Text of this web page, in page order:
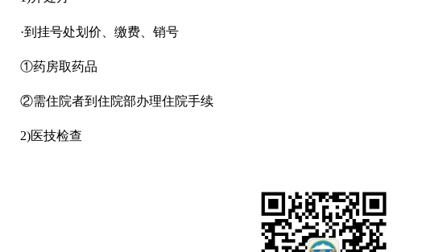
1
·到挂号处划价、缴费、销号
①药房取药品
②需住院者到住院部办理住院手续
2)医技检查